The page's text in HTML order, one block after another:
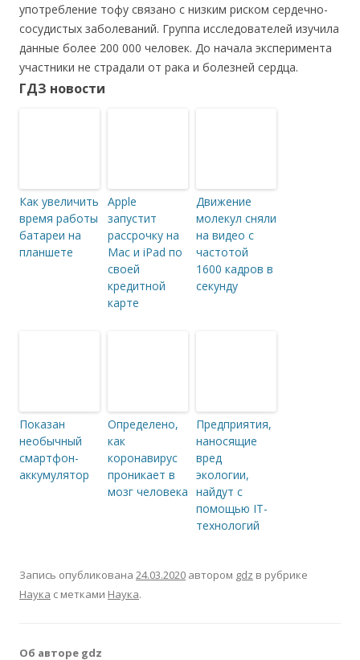
употребление тофу связано с низким риском сердечно-
сосудистых заболеваний. Группа исследователей изучила
данные более 200 000 человек. До начала эксперимента
участники не страдали от рака и болезней сердца.
ГДЗ новости
Как увеличить
время работы
батареи на
планшете
Apple
запустит
рассрочку на
Mac и iPad по
своей
кредитной
карте
Движение
молекул сняли
на видео с
частотой
1600 кадров в
секунду
Показан
необычный
смартфон-
аккумулятор
Определено,
как
коронавирус
проникает в
мозг человека
Предприятия,
наносящие
вред
экологии,
найдут с
помощью IT-
технологий
Запись опубликована 24.03.2020 автором gdz в рубрике
Наука с метками Наука.
Об авторе gdz